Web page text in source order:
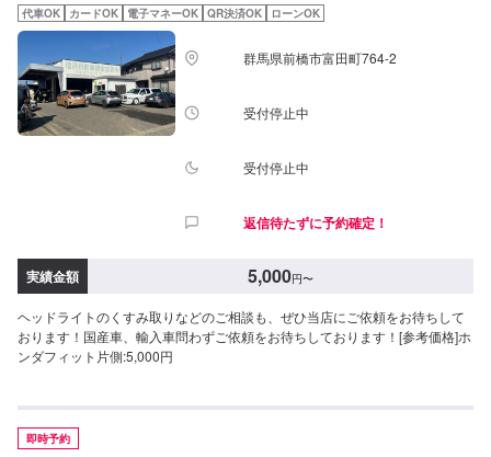
代車OK カードOK 電子マネーOK QR決済OK ローンOK
群馬県前橋市富田町764-2
受付停止中
受付停止中
返信待たずに予約確定！
実績金額 5,000円〜
ヘッドライトのくすみ取りなどのご相談も、ぜひ当店にご依頼をお待ちして
おります！国産車、輸入車問わずご依頼をお待ちしております！[参考価格]ホ
ンダフィット片側:5,000円
即時予約